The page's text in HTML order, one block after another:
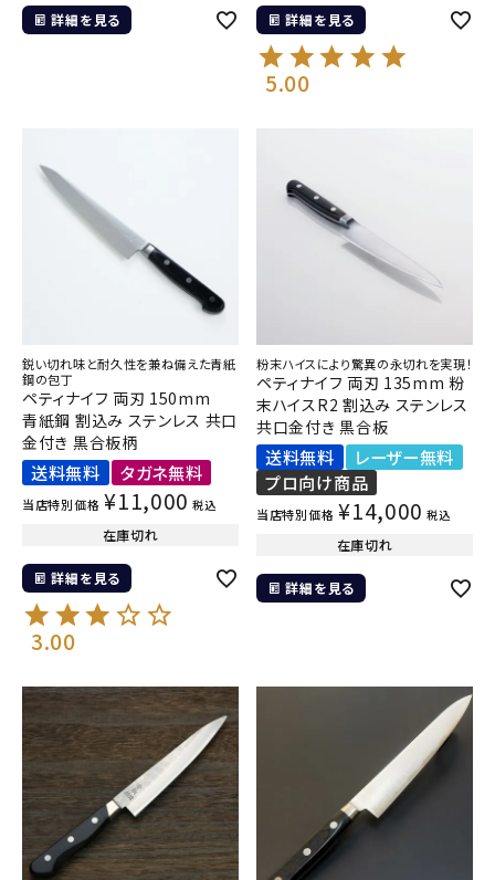
詳細を見る 詳細を見る
5.00
鋭い切れ味と耐久性を兼ね備えた青紙
鋼の包丁
ペティナイフ 両刃 150mm
青紙鋼 割込み ステンレス 共口
金付き 黒合板柄
送料無料 タガネ無料
当店特別価格 ¥11,000 税込
在庫切れ
詳細を見る
3.00
粉末ハイスにより驚異の永切れを実現！
ペティナイフ 両刃 135mm 粉
末ハイスR2 割込み ステンレス
共口金付き 黒合板
送料無料
レーザー無料
プロ向け商品
当店特別価格 ¥14,000 税込
在庫切れ
詳細を見る